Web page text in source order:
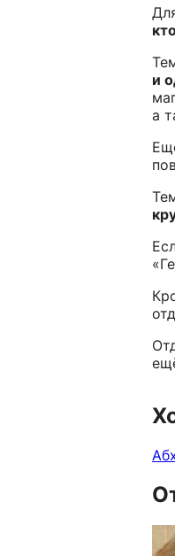
и
а